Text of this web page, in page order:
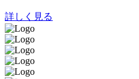
詳しく見る